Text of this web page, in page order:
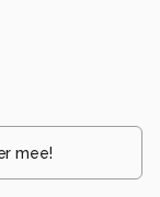
mee!